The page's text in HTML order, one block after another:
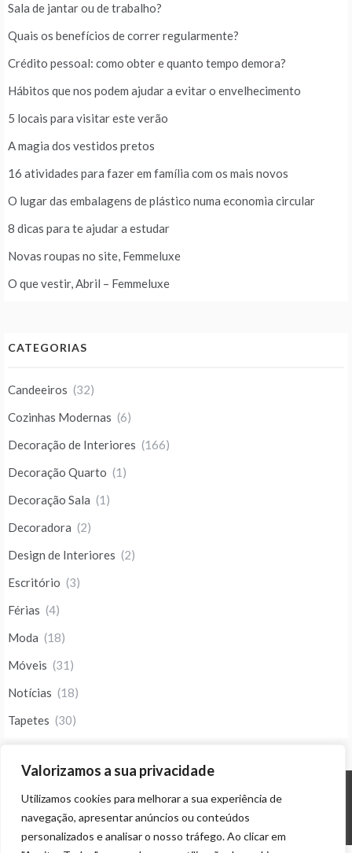
Valorizamos a sua privacidade
Utilizamos cookies para melhorar a sua experiência de
navegação, apresentar anúncios ou conteúdos
personalizados e analisar o nosso tráfego. Ao clicar em
Sala de jantar ou de trabalho?
Quais os benefícios de correr regularmente?
Crédito pessoal: como obter e quanto tempo demora?
Hábitos que nos podem ajudar a evitar o envelhecimento
5 locais para visitar este verão
A magia dos vestidos pretos
16 atividades para fazer em família com os mais novos
O lugar das embalagens de plástico numa economia circular
8 dicas para te ajudar a estudar
Novas roupas no site, Femmeluxe
O que vestir, Abril – Femmeluxe
CATEGORIAS
Candeeiros (32)
Cozinhas Modernas (6)
Decoração de Interiores (166)
Decoração Quarto (1)
Decoração Sala (1)
Decoradora (2)
Design de Interiores (2)
Escritório (3)
Férias (4)
Moda (18)
Móveis (31)
Notícias (18)
Tapetes (30)
© ALL RIGHTS RESERVED 2023 THEME: PROMOS BY